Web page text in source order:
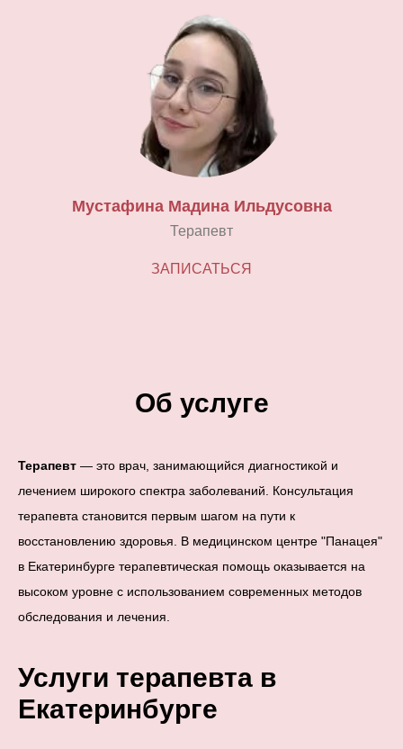
Мустафина Мадина Ильдусовна
Терапевт
ЗАПИСАТЬСЯ
Об услуге
Терапевт — это врач, занимающийся диагностикой и
лечением широкого спектра заболеваний. Консультация
терапевта становится первым шагом на пути к
восстановлению здоровья. В медицинском центре "Панацея"
в Екатеринбурге терапевтическая помощь оказывается на
высоком уровне с использованием современных методов
обследования и лечения.
Услуги терапевта в
Екатеринбурге